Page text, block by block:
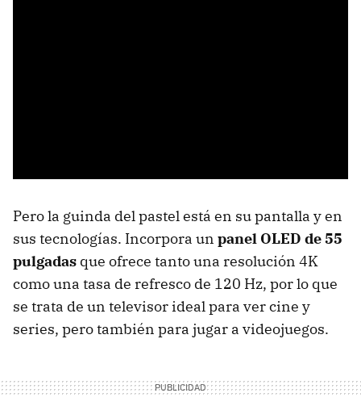
Pero la guinda del pastel está en su pantalla y en
sus tecnologías. Incorpora un panel OLED de 55
pulgadas que ofrece tanto una resolución 4K
como una tasa de refresco de 120 Hz, por lo que
se trata de un televisor ideal para ver cine y
series, pero también para jugar a videojuegos.